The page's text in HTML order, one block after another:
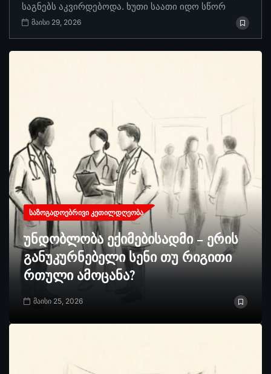
საგნებს აკვირდებოდა. ხუთი საათი იდო სწორ
მაისი 29, 2026
ᲡᲐᲖᲝᲒᲐᲓᲝᲔᲑᲠᲘᲕᲘ ᲙᲔᲗᲘᲚᲓᲦᲔᲝᲑᲐ
უნდობლობა ექიმებისადმი – ერის
განუკურნებელი სენი თუ რიგითი
რთული ამოცანა?
მაისი 25, 2026